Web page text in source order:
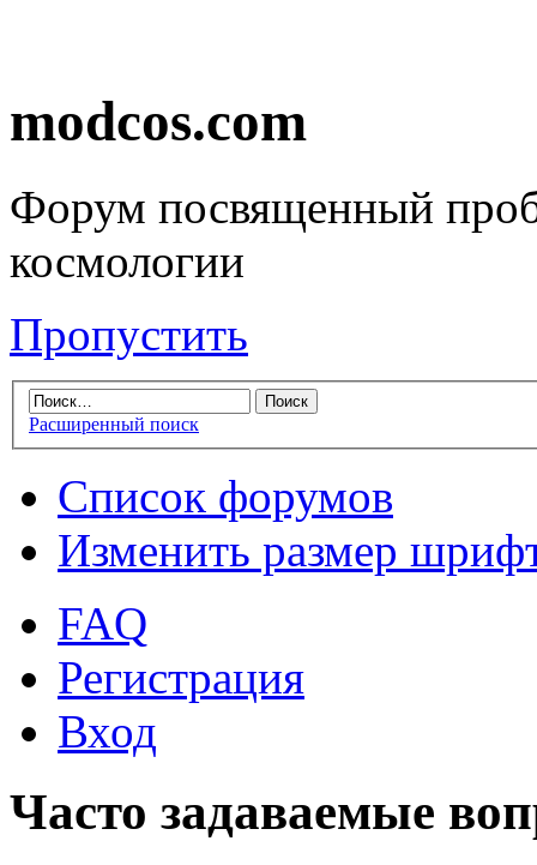
modcos.com
Форум посвященный
космологии
Пропустить
Расширенный поиск
Список форумов
Изменить размер
FAQ
Регистрация
Вход
Часто задаваемые